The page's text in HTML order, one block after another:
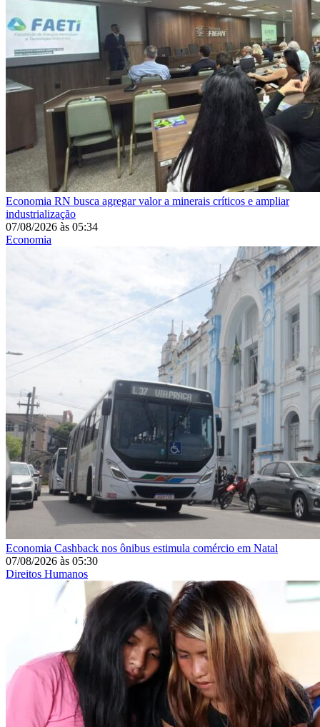
Economia RN busca agregar valor a minerais críticos e ampliar
industrialização
07/08/2026 às 05:34
Economia
Economia Cashback nos ônibus estimula comércio em Natal
07/08/2026 às 05:30
Direitos Humanos